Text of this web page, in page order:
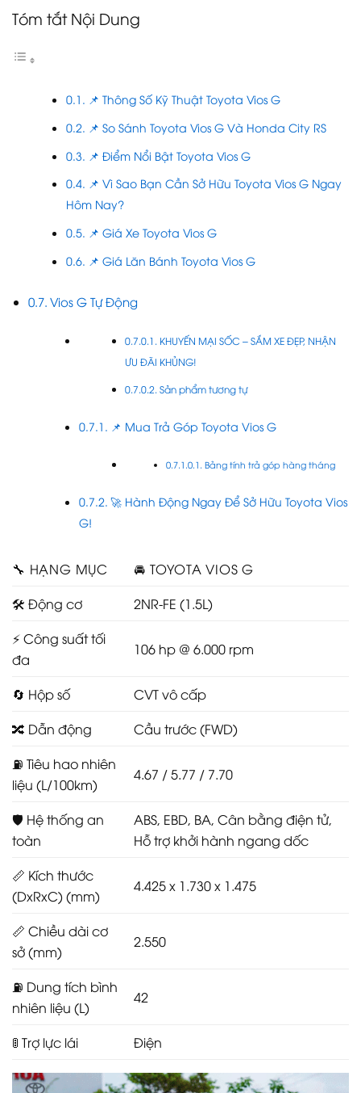
Tóm tắt Nội Dung
📌 Thông Số Kỹ Thuật Toyota Vios G
📌 So Sánh Toyota Vios G Và Honda City RS
📌 Điểm Nổi Bật Toyota Vios G
📌 Vì Sao Bạn Cần Sở Hữu Toyota Vios G Ngay
Hôm Nay?
📌 Giá Xe Toyota Vios G
📌 Giá Lăn Bánh Toyota Vios G
Vios G Tự Động
KHUYẾN MẠI SỐC – SẮM XE ĐẸP, NHẬN
ƯU ĐÃI KHỦNG!
Sản phẩm tương tự
📌 Mua Trả Góp Toyota Vios G
Bảng tính trả góp hàng tháng
🚀 Hành Động Ngay Để Sở Hữu Toyota Vios
G!
🔧 HẠNG MỤC
🚘 TOYOTA VIOS G
🛠️ Động cơ
2NR-FE (1.5L)
⚡ Công suất tối
đa
106 hp @ 6.000 rpm
🔄 Hộp số
CVT vô cấp
🔀 Dẫn động
Cầu trước (FWD)
⛽ Tiêu hao nhiên
liệu (L/100km)
4.67 / 5.77 / 7.70
🛡️ Hệ thống an
toàn
ABS, EBD, BA, Cân bằng điện tử,
Hỗ trợ khởi hành ngang dốc
📏 Kích thước
(DxRxC) (mm)
4.425 x 1.730 x 1.475
📏 Chiều dài cơ
sở (mm)
2.550
⛽ Dung tích bình
nhiên liệu (L)
42
🚦 Trợ lực lái Điện